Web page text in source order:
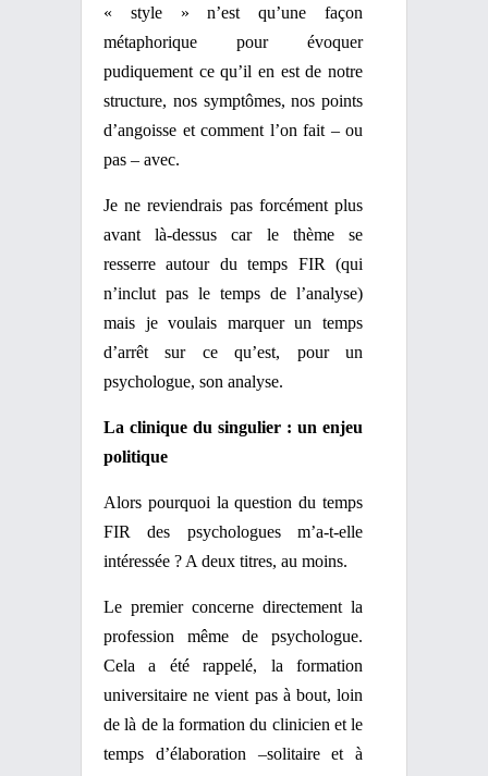
« style » n’est qu’une façon
métaphorique pour évoquer
pudiquement ce qu’il en est de notre
structure, nos symptômes, nos points
d’angoisse et comment l’on fait – ou
pas – avec.
Je ne reviendrais pas forcément plus
avant là-dessus car le thème se
resserre autour du temps FIR (qui
n’inclut pas le temps de l’analyse)
mais je voulais marquer un temps
d’arrêt sur ce qu’est, pour un
psychologue, son analyse.
La clinique du singulier : un enjeu
politique
Alors pourquoi la question du temps
FIR des psychologues m’a-t-elle
intéressée ? A deux titres, au moins.
Le premier concerne directement la
profession même de psychologue.
Cela a été rappelé, la formation
universitaire ne vient pas à bout, loin
de là de la formation du clinicien et le
temps d’élaboration –solitaire et à